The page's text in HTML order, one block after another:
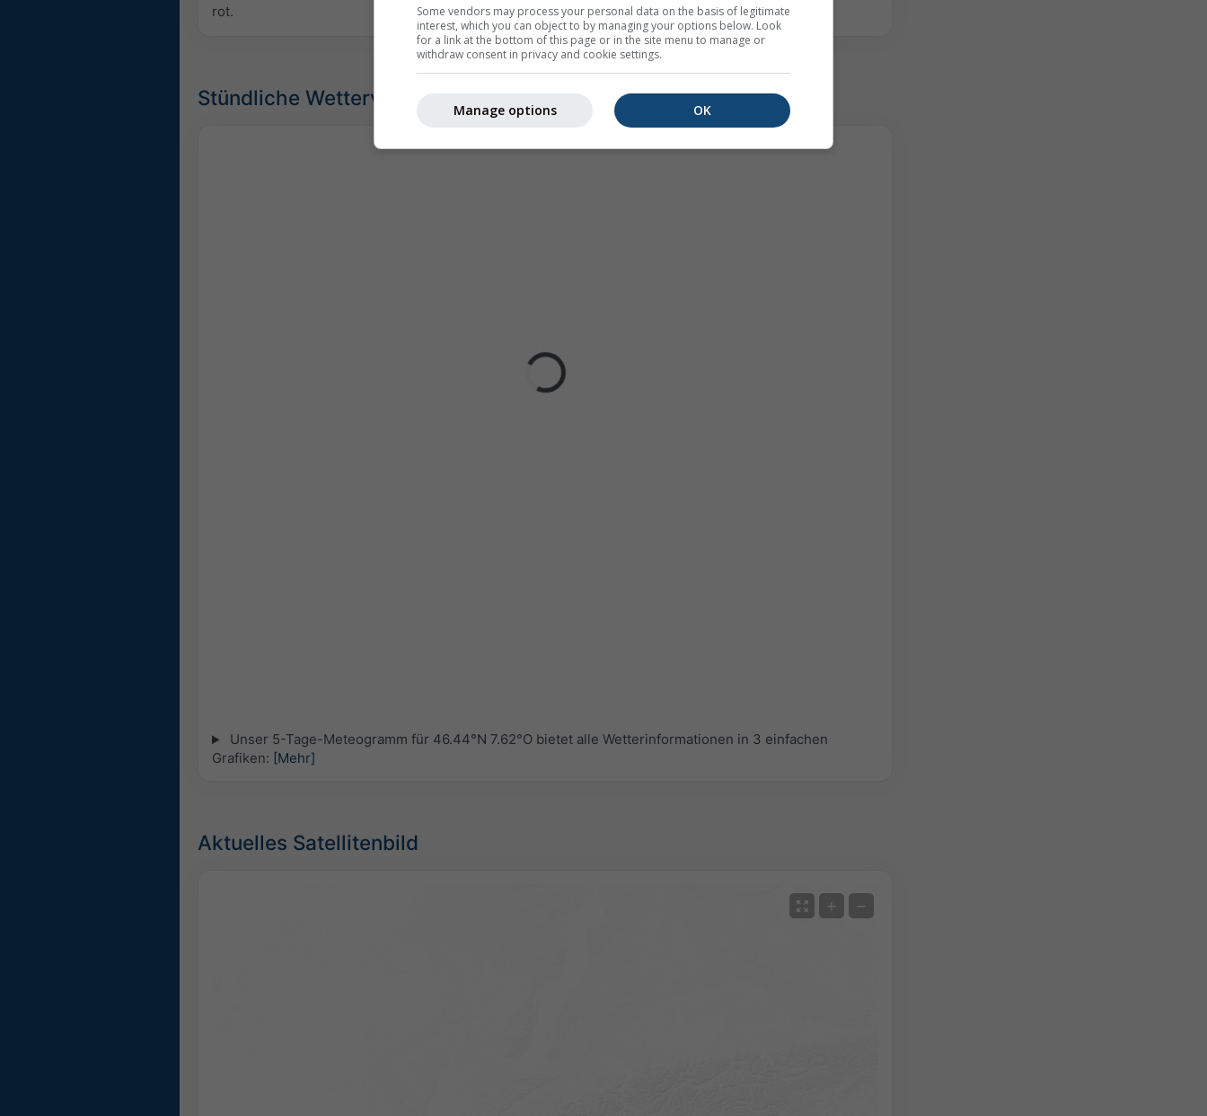
rot.
Stündliche Wettervorhersage für 46.44°N 7.62°O
Unser 5-Tage-Meteogramm für 46.44°N 7.62°O bietet alle Wetterinformationen in 3 einfachen
Grafiken: [Mehr]
Aktuelles Satellitenbild
+ −
Some vendors may process your personal data on the basis of legitimate
interest, which you can object to by managing your options below. Look
for a link at the bottom of this page or in the site menu to manage or
withdraw consent in privacy and cookie settings.
OK
Manage options